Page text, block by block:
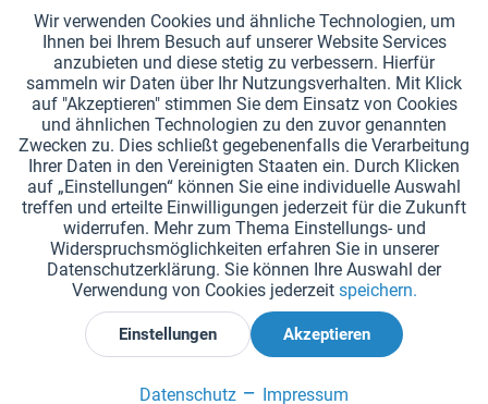
ALLGEMEINE INFORMATIONEN
ZAHLUNGSARTEN
*Alle Preise inkl. Mehrwertsteuer zzgl.Versandkosten.
Cookie-Einstellungen Kataloge anfordern
Lasergravuren auf Staffelstäben Newsletter Über uns
Hilfe und Support Kontakt Versand und Zahlung
Rücksendung & Erstattung Widerrufsrecht Datenschutz
AGB Impressum
Widerruf erklären
Tracking Aktiv
Wir verwenden Cookies und ähnliche Technologien, um
Ihnen bei Ihrem Besuch auf unserer Website Services
anzubieten und diese stetig zu verbessern. Hierfür
sammeln wir Daten über Ihr Nutzungsverhalten. Mit Klick
auf "Akzeptieren" stimmen Sie dem Einsatz von Cookies
und ähnlichen Technologien zu den zuvor genannten
Zwecken zu. Dies schließt gegebenenfalls die Verarbeitung
Ihrer Daten in den Vereinigten Staaten ein. Durch Klicken
auf „Einstellungen“ können Sie eine individuelle Auswahl
treffen und erteilte Einwilligungen jederzeit für die Zukunft
widerrufen. Mehr zum Thema Einstellungs- und
Widerspruchsmöglichkeiten erfahren Sie in unserer
Datenschutzerklärung. Sie können Ihre Auswahl der
Verwendung von Cookies jederzeit speichern.
Einstellungen Akzeptieren
Datenschutz Impressum